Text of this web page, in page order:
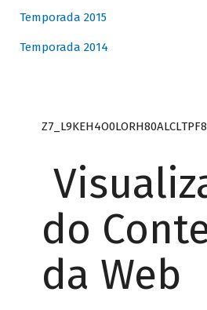
Temporada 2015
Temporada 2014
do
da Web